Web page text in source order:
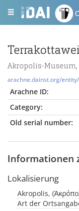
Akropolis-Museum,
arachne.dainst.org/
Arachne ID:
Category:
Old serial number:
Informationen
Lokalisierung
Akropolis,
Art der